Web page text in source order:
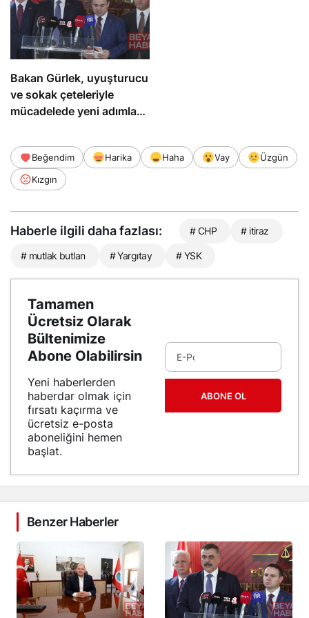
Bakan Gürlek, uyuşturucu
ve sokak çeteleriyle
mücadelede yeni adımlar
Beğendim Harika Haha Vay
Üzgün
Kızgın
Haberle ilgili daha fazlası: # CHP # itiraz
# mutlak butlan # Yargıtay # YSK
Tamamen
Ücretsiz Olarak
Bültenimize
Abone Olabilirsin
Yeni haberlerden
haberdar olmak için
fırsatı kaçırma ve
ücretsiz e-posta
aboneliğini hemen
başlat.
ABONE OL
Benzer Haberler